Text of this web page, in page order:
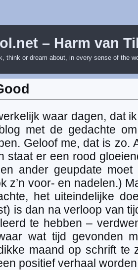
– Harm van
think or dream about, in every sense of the
waar dagen, dat
met de gedachte
Geloof me, dat is zo.
staat er een rood
ander geupdate moet
z’n voor- en nadelen.)
het uiteindelijke
is dan na verloop van
te hebben –
wat tijd gevonden
maand op schrift te
positief verhaal